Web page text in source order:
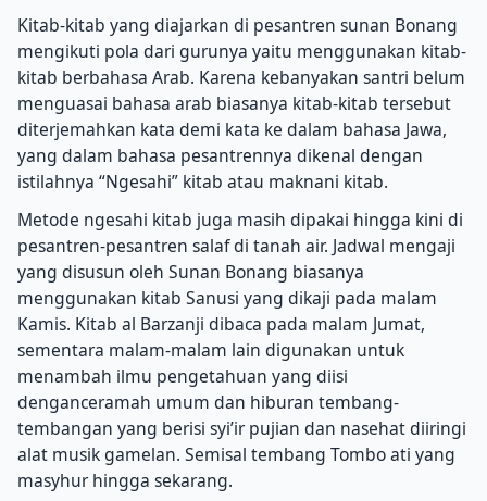
Kitab-kitab yang diajarkan di pesantren sunan Bonang
mengikuti pola dari gurunya yaitu menggunakan kitab-
kitab berbahasa Arab. Karena kebanyakan santri belum
menguasai bahasa arab biasanya kitab-kitab tersebut
diterjemahkan kata demi kata ke dalam bahasa Jawa,
yang dalam bahasa pesantrennya dikenal dengan
istilahnya “Ngesahi” kitab atau maknani kitab.
Metode ngesahi kitab juga masih dipakai hingga kini di
pesantren-pesantren salaf di tanah air. Jadwal mengaji
yang disusun oleh Sunan Bonang biasanya
menggunakan kitab Sanusi yang dikaji pada malam
Kamis. Kitab al Barzanji dibaca pada malam Jumat,
sementara malam-malam lain digunakan untuk
menambah ilmu pengetahuan yang diisi
denganceramah umum dan hiburan tembang-
tembangan yang berisi syi’ir pujian dan nasehat diiringi
alat musik gamelan. Semisal tembang Tombo ati yang
masyhur hingga sekarang.